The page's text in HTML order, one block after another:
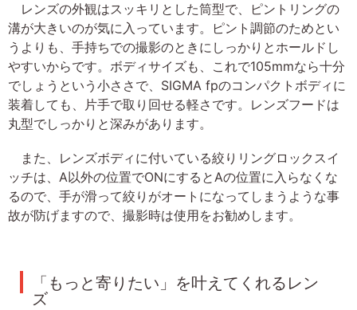
レンズの外観はスッキリとした筒型で、ピントリングの
溝が大きいのが気に入っています。ピント調節のためとい
うよりも、手持ちでの撮影のときにしっかりとホールドし
やすいからです。ボディサイズも、これで105mmなら十分
でしょうという小ささで、SIGMA fpのコンパクトボディに
装着しても、片手で取り回せる軽さです。レンズフードは
丸型でしっかりと深みがあります。
また、レンズボディに付いている絞りリングロックスイ
ッチは、A以外の位置でONにするとAの位置に入らなくな
るので、手が滑って絞りがオートになってしまうような事
故が防げますので、撮影時は使用をお勧めします。
「もっと寄りたい」を叶えてくれるレン
ズ